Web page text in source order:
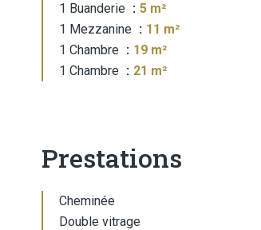
1 Buanderie
5 m²
1 Mezzanine
11 m²
1 Chambre
19 m²
1 Chambre
21 m²
Prestations
Cheminée
Double vitrage